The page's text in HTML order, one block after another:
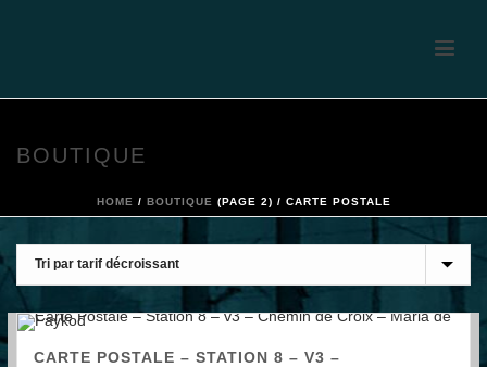
BOUTIQUE
HOME / BOUTIQUE (PAGE 2) / CARTE POSTALE
CARTE POSTALE – STATION 8 – V3 –